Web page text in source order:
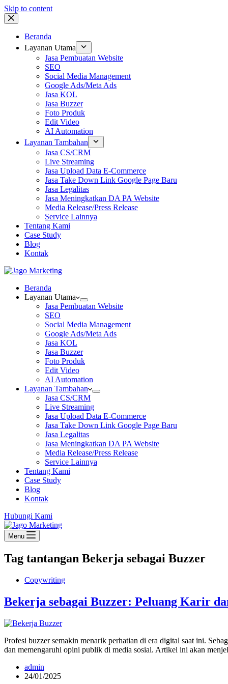
Skip to content
Beranda
Layanan Utama
Jasa Pembuatan Website
SEO
Social Media Management
Google Ads/Meta Ads
Jasa KOL
Jasa Buzzer
Foto Produk
Edit Video
AI Automation
Layanan Tambahan
Jasa CS/CRM
Live Streaming
Jasa Upload Data E-Commerce
Jasa Take Down Link Google Page Baru
Jasa Legalitas
Jasa Meningkatkan DA PA Website
Media Release/Press Release
Service Lainnya
Tentang Kami
Case Study
Blog
Kontak
Beranda
Layanan Utama
Jasa Pembuatan Website
SEO
Social Media Management
Google Ads/Meta Ads
Jasa KOL
Jasa Buzzer
Foto Produk
Edit Video
AI Automation
Layanan Tambahan
Jasa CS/CRM
Live Streaming
Jasa Upload Data E-Commerce
Jasa Take Down Link Google Page Baru
Jasa Legalitas
Jasa Meningkatkan DA PA Website
Media Release/Press Release
Service Lainnya
Tentang Kami
Case Study
Blog
Kontak
Hubungi Kami
Menu
Tag tantangan Bekerja sebagai Buzzer
Copywriting
Bekerja sebagai Buzzer: Peluang Karir
Profesi buzzer semakin menarik perhatian di era digital saat ini.
dan memengaruhi opini publik di media sosial. Artikel ini akan
admin
24/01/2025